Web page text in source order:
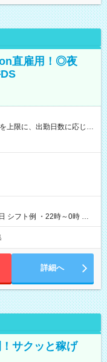
直雇用！◎夜
上限に、出勤日数に応じて
料無料（Amazon負担）
フト例 ・22時～0時 入
申請してください。
詳細へ
サクッと稼げ